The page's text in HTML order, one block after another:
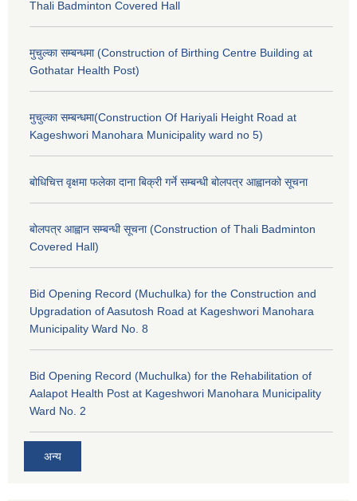
Thali Badminton Covered Hall
मुचुल्का सम्बन्धमा (Construction of Birthing Centre Building at
Gothatar Health Post)
मुचुल्का सम्बन्धमा(Construction Of Hariyali Height Road at
Kageshwori Manohara Municipality ward no 5)
बोधिचित्त वृक्षमा फलेका दाना बिक्री गर्ने सम्बन्धी बोलपत्र आह्वानको सूचना
बोलपत्र आह्वान सम्बन्धी सूचना (Construction of Thali Badminton
Covered Hall)
Bid Opening Record (Muchulka) for the Construction and
Upgradation of Aasutosh Road at Kageshwori Manohara
Municipality Ward No. 8
Bid Opening Record (Muchulka) for the Rehabilitation of
Aalapot Health Post at Kageshwori Manohara Municipality
Ward No. 2
अन्य